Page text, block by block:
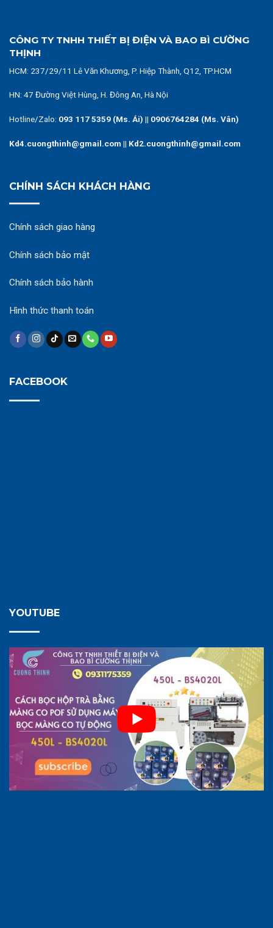
CÔNG TY TNHH THIẾT BỊ ĐIỆN VÀ BAO BÌ CƯỜNG
THỊNH
HCM: 237/29/11 Lê Văn Khương, P. Hiệp Thành, Q12, TP.HCM
HN: 47 Đường Việt Hùng, H. Đông An, Hà Nội
Hotline/Zalo: 093 117 5359 (Ms. Ái) || 0906764284 (Ms. Vân)
Kd4.cuongthinh@gmail.com || Kd2.cuongthinh@gmail.com
CHÍNH SÁCH KHÁCH HÀNG
Chính sách giao hàng
Chính sách bảo mật
Chính sách bảo hành
Hình thức thanh toán
FACEBOOK
YOUTUBE